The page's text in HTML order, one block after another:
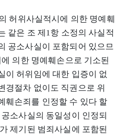
허위사실적시에 의한 명예훼
같은 조 제1항 소정의 사실적
공소사실이 포함되어 있으므
의한 명예훼손으로 기소된
이 허위임에 대한 입증이 없
경절차 없이도 직권으로 위
훼손죄를 인정할 수 있다 할
소사실의 동일성이 인정되
제기된 범죄사실에 포함된